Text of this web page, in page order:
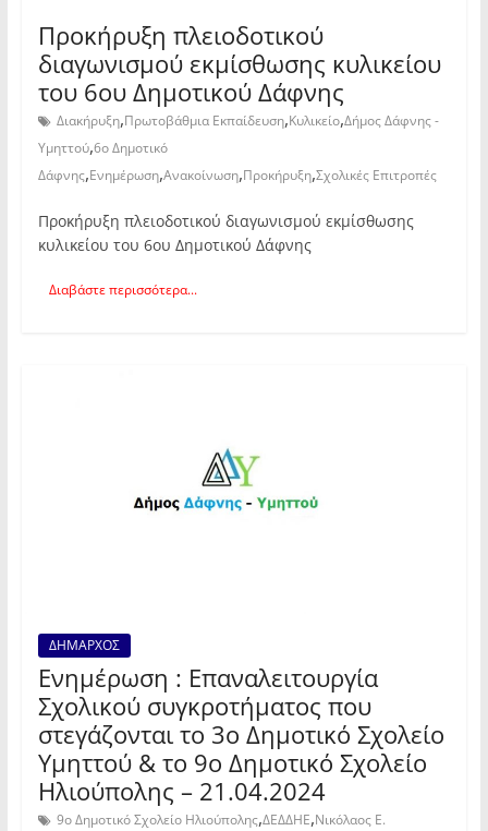
Προκήρυξη πλειοδοτικού
διαγωνισμού εκμίσθωσης κυλικείου
του 6ου Δημοτικού Δάφνης
Διακήρυξη,Πρωτοβάθμια Εκπαίδευση,Κυλικείο,Δήμος Δάφνης -
Υμηττού,6ο Δημοτικό
Δάφνης,Ενημέρωση,Ανακοίνωση,Προκήρυξη,Σχολικές Επιτροπές
Προκήρυξη πλειοδοτικού διαγωνισμού εκμίσθωσης
κυλικείου του 6ου Δημοτικού Δάφνης
Διαβάστε περισσότερα...
ΔΗΜΑΡΧΟΣ
Ενημέρωση : Επαναλειτουργία
Σχολικού συγκροτήματος που
στεγάζονται το 3ο Δημοτικό Σχολείο
Υμηττού & το 9ο Δημοτικό Σχολείο
Ηλιούπολης – 21.04.2024
9ο Δημοτικό Σχολείο Ηλιούπολης,ΔΕΔΔΗΕ,Νικόλαος Ε.